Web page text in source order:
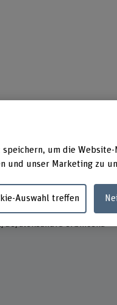
de/aleksandra-srbinoska
speichern, um die
und unser Marketing zu
Auswahl treffen